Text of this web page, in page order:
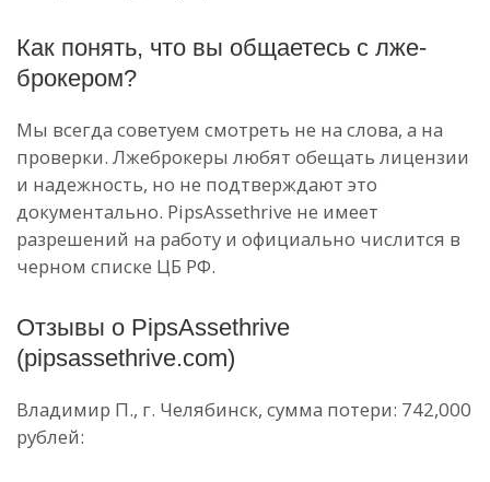
Как понять, что вы общаетесь с лже-
брокером?
Мы всегда советуем смотреть не на слова, а на
проверки. Лжеброкеры любят обещать лицензии
и надежность, но не подтверждают это
документально. PipsAssethrive не имеет
разрешений на работу и официально числится в
черном списке ЦБ РФ.
Отзывы о PipsAssethrive
(pipsassethrive.com)
Владимир П., г. Челябинск, сумма потери: 742,000
рублей: